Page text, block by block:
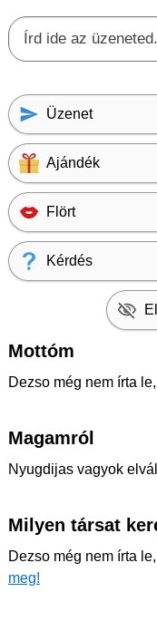
Üzenet
Ajándék
Flört
Kérdés
Mottóm
Dezso még nem írta
Magamról
Nyugdijas vagyok
Milyen társat
Dezso még nem írta
meg!